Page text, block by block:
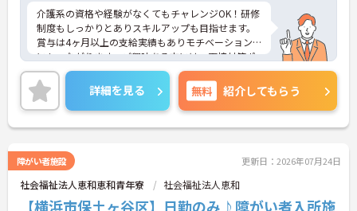
介護系の資格や経験がなくてもチャレンジOK！研修
制度もしっかりとありスキルアップも目指せます。
賞与は4ヶ月以上の支給実績もありモチベーション
にもつながります。ご興味ある方には、面接対策ポ
イントなど、さらに詳細をお話しいたしますのでお
気軽にご相談ください！
詳細を見る 無料 紹介してもらう
障がい者施設 更新日：2026年07月24日
社会福祉法人恵和恵和青年寮 社会福祉法人恵和
【横浜市保土ヶ谷区】日勤のみ♪障がい者入所施